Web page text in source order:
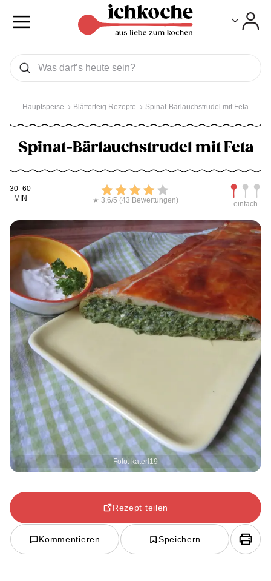
Was wollen Sie suchen
Suchen
Hauptspeise Blätterteig Rezepte Spinat-Bärlauchstrudel mit Feta
Spinat-Bärlauchstrudel mit Feta
Kochdauer
30–60
MIN
Bewerten
★ 3,6/5 (43 Bewertungen) einfach
Foto: katerl19
Rezept teilen
Kommentieren Speichern